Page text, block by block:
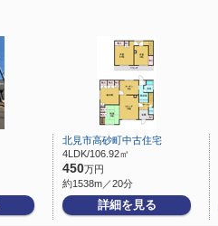
北見市高砂町中古住宅
4LDK/106.92㎡
450万円
約1538m／20分
詳細を見る